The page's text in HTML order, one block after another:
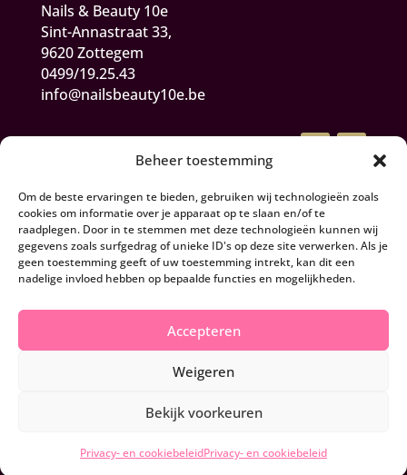
Beheer toestemming
Om de beste ervaringen te bieden, gebruiken wij technologieën zoals
cookies om informatie over je apparaat op te slaan en/of te
raadplegen. Door in te stemmen met deze technologieën kunnen wij
gegevens zoals surfgedrag of unieke ID's op deze site verwerken. Als je
geen toestemming geeft of uw toestemming intrekt, kan dit een
nadelige invloed hebben op bepaalde functies en mogelijkheden.
Accepteren
Weigeren
Bekijk voorkeuren
Privacy- en cookiebeleidPrivacy- en cookiebeleid
Nails & Beauty 10e
Sint-Annastraat 33,
9620 Zottegem
0499/19.25.43
info@nailsbeauty10e.be
Algemene Voorwaarden
Herroepen en retourneren
© 2026 Nails & Beauty 10e - BE0844.166.254
WebdesignConnection Communication